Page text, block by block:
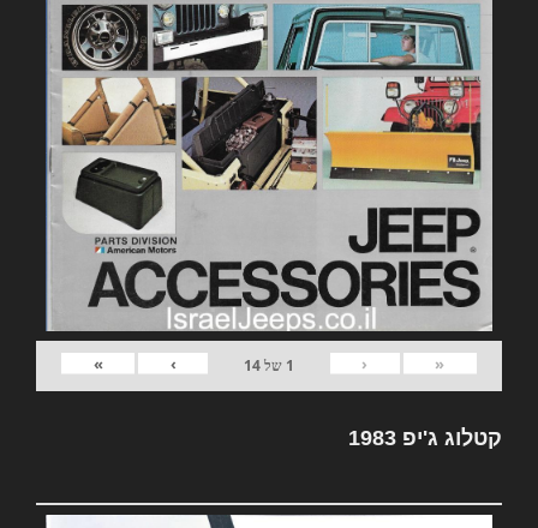
«
‹
1 של14
›
»
קטלוג ג'יפ 1983